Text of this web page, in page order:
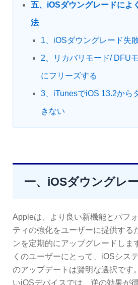
五、iOSダウングレードによ
法
1、iOSダウングレード失
2、リカバリモード/ DFU
にフリーズする
3、iTunesでiOS 13.2から
きない
一、iOSダウングレ
Appleは、より良い新機能とパフ
ティの強化をユーザーに提供する
ンを定期的にアップグレードしま
くのユーザーにとって、iOSシス
のアップデートは賢明な選択です
いiOSデバイスでは、逆の効果が